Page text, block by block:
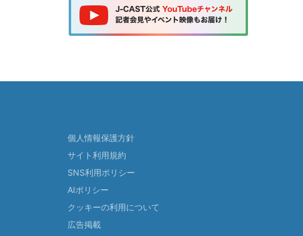
個人情報保護方針
サイト利用規約
SNS利用ポリシー
AIポリシー
クッキーの利用について
広告掲載